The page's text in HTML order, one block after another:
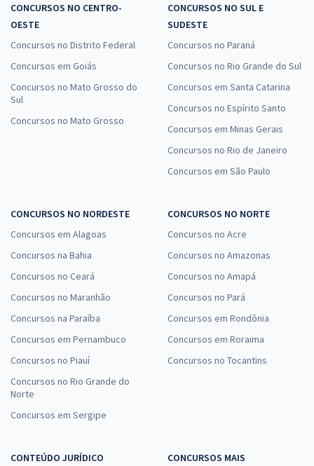
CONCURSOS NO CENTRO-
OESTE
Concursos no Distrito Federal
Concursos em Goiás
Concursos no Mato Grosso do
Sul
Concursos no Mato Grosso
CONCURSOS NO SUL E
SUDESTE
Concursos no Paraná
Concursos no Rio Grande do Sul
Concursos em Santa Catarina
Concursos no Espírito Santo
Concursos em Minas Gerais
Concursos no Rio de Janeiro
Concursos em São Paulo
CONCURSOS NO NORDESTE
Concursos em Alagoas
Concursos na Bahia
Concursos no Ceará
Concursos no Maranhão
Concursos na Paraíba
Concursos em Pernambuco
Concursos no Piauí
Concursos no Rio Grande do
Norte
Concursos em Sergipe
CONCURSOS NO NORTE
Concursos no Acre
Concursos no Amazonas
Concursos no Amapá
Concursos no Pará
Concursos em Rondônia
Concursos em Roraima
Concursos no Tocantins
CONTEÚDO JURÍDICO
CONCURSOS MAIS